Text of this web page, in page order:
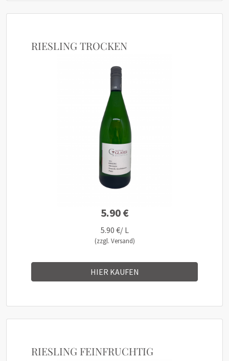
RIESLING TROCKEN
5.90 €
5.90 €/ L
(zzgl. Versand)
HIER KAUFEN
RIESLING FEINFRUCHTIG